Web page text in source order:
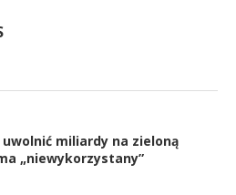
miliardy na zieloną
„niewykorzystany”